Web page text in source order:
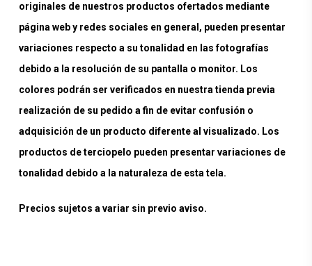
originales de nuestros productos ofertados mediante
página web y redes sociales en general, pueden presentar
variaciones respecto a su tonalidad en las fotografías
debido a la resolución de su pantalla o monitor. Los
colores podrán ser verificados en nuestra tienda previa
realización de su pedido a fin de evitar confusión o
adquisición de un producto diferente al visualizado. Los
productos de terciopelo pueden presentar variaciones de
tonalidad debido a la naturaleza de esta tela.
Precios sujetos a variar sin previo aviso.